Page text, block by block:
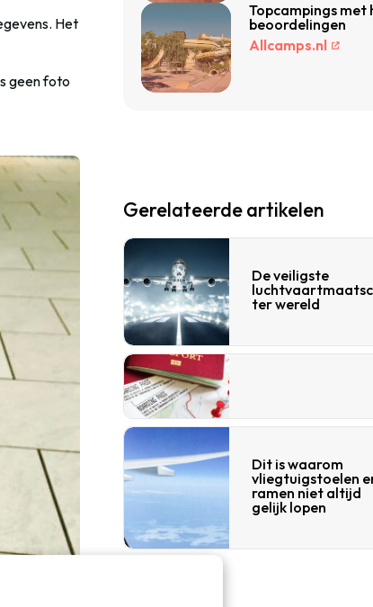
Het
geen foto
Topcampings met
beoordelingen
Allcamps.nl
Gerelateerde artikelen
De veiligste
ter wereld
Dit is waarom
vliegtuigstoelen
ramen niet altijd
gelijk lopen